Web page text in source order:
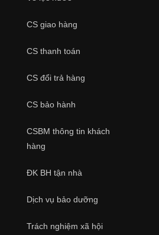
CS thanh toán
CS đổi trả hàng
CS bảo hành
CSBM thông tin khách
ĐK BH tận nhà
Dịch vụ bảo dưỡng
Trách nghiệm xã hội